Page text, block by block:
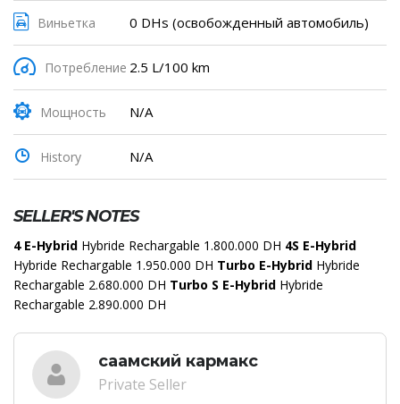
Виньетка 0 DHs (освобожденный автомобиль)
Потребление 2.5 L/100 km
Мощность N/A
History N/A
SELLER'S NOTES
4 E-Hybrid Hybride Rechargable 1.800.000 DH 4S E-Hybrid
Hybride Rechargable 1.950.000 DH Turbo E-Hybrid Hybride
Rechargable 2.680.000 DH Turbo S E-Hybrid Hybride
Rechargable 2.890.000 DH
саамский кармакс
Private Seller